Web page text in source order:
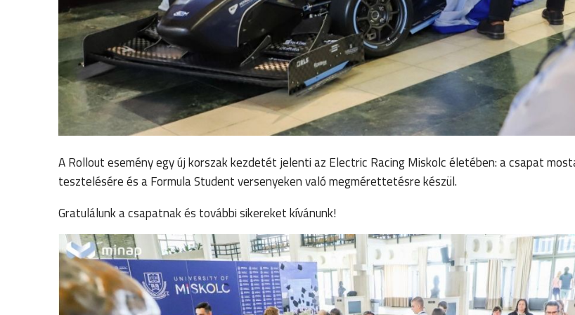
A Rollout esemény egy új korszak kezdetét jelenti az Electric Racing Miskolc életében: a csapat
tesztelésére és a Formula Student versenyeken való megmérettetésre készül.
Gratulálunk a csapatnak és további sikereket kívánunk!